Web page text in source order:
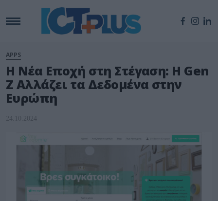
APPS
Η Νέα Εποχή στη Στέγαση: Η Gen
Ζ Αλλάζει τα Δεδομένα στην
Ευρώπη
24.10.2024